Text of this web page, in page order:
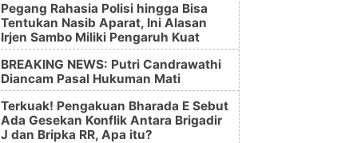
Pegang Rahasia Polisi hingga Bisa
Tentukan Nasib Aparat, Ini Alasan
Irjen Sambo Miliki Pengaruh Kuat
BREAKING NEWS: Putri Candrawathi
Diancam Pasal Hukuman Mati
Terkuak! Pengakuan Bharada E Sebut
Ada Gesekan Konflik Antara Brigadir
J dan Bripka RR, Apa itu?